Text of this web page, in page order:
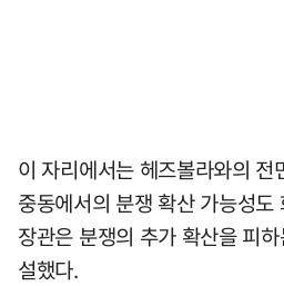
이 자리에서는 헤즈볼라와의
중동에서의 분쟁 확산 가능성
장관은 분쟁의 추가 확산을 피
설했다.